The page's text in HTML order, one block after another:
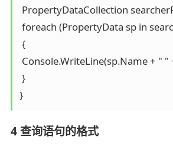
PropertyDataCollection
foreach (PropertyData sp in
{
Console.WriteLine(sp.Name + " "
}
}
4 查询语句的格式